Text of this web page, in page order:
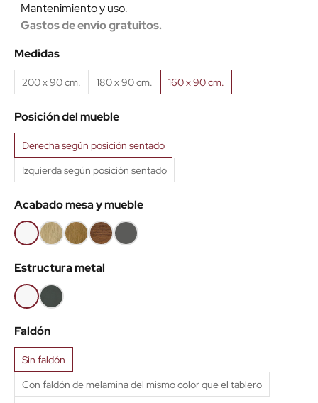
Mantenimiento y uso.
Gastos de envío gratuitos.
Medidas
200 x 90 cm. 180 x 90 cm. 160 x 90 cm.
Posición del mueble
Derecha según posición sentado
Izquierda según posición sentado
Acabado mesa y mueble
BlancoRoble
claro
Roble
Nuez
Roble
viejo
Antracita
(IMA)
Estructura metal
BlancoAntracita
Faldón
Sin faldón
Con faldón de melamina del mismo color que el tablero